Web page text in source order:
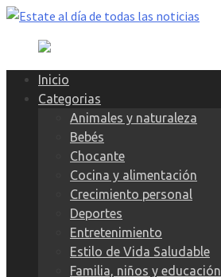
Skip
content
Inicio
Categorias
Animales y naturaleza
Bebés
Chocante
Cocina y alimentación
Crecimiento personal
Deportes
Entretenimiento
Estilo de Vida Saludable
Familia, niños y educación